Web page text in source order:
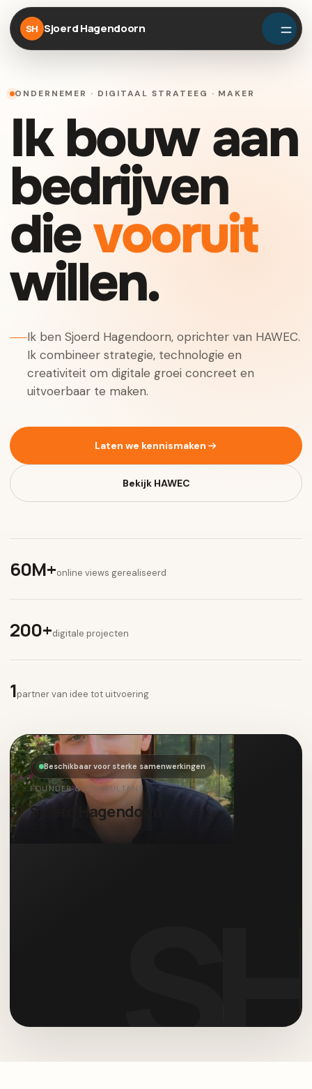
SH Sjoerd Hagendoorn
ONDERNEMER · DIGITAAL STRATEEG · MAKER
Ik bouw aan
bedrijven
dievooruit
willen.
Ik ben Sjoerd Hagendoorn, oprichter van HAWEC.
Ik combineer strategie, technologie en
creativiteit om digitale groei concreet en
uitvoerbaar te maken.
Laten we kennismaken
Bekijk HAWEC
60M+online views gerealiseerd
200+digitale projecten
1partner van idee tot uitvoering
Beschikbaar voor sterke samenwerkingen
FOUNDER & CONSULTANT
Sjoerd Hagendoorn